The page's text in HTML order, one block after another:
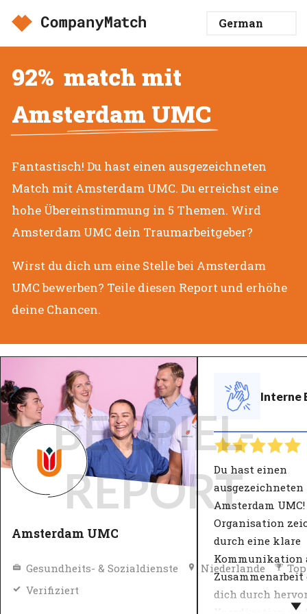
92% match mit
Amsterdam UMC
Fantastisch! Du hast einen ausgezeichneten
Match mit Amsterdam UMC. Du erreichst eine
hohe Übereinstimmung in 5 Themen. Wird
Amsterdam UMC dein Traumarbeitgeber?
Wirst du dich um eine Stelle bei Amsterdam
UMC bewerben? Teile diesen Report und erhöhe
deine Chancen.
Amsterdam UMC
Gesundheits- & Sozialdienste Niederlande
Verifiziert
Interne
Du hast einen
Amsterdam
Organisation
durch eine klare
Kommunikation
dich durch
BEISPIEL-
REPORT